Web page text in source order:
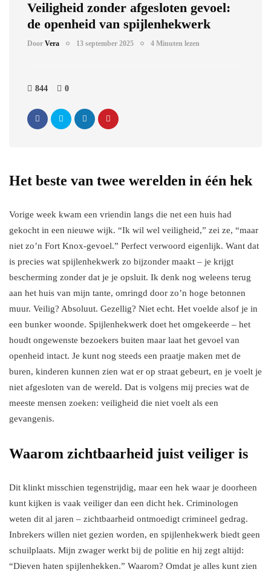
Veiligheid zonder afgesloten gevoel:
de openheid van spijlenhekwerk
Door Vera 13 september 2025 4 Minuten lezen
844 0
Het beste van twee werelden in één hek
Vorige week kwam een vriendin langs die net een huis had
gekocht in een nieuwe wijk. “Ik wil wel veiligheid,” zei ze, “maar
niet zo’n Fort Knox-gevoel.” Perfect verwoord eigenlijk. Want dat
is precies wat spijlenhekwerk zo bijzonder maakt – je krijgt
bescherming zonder dat je je opsluit. Ik denk nog weleens terug
aan het huis van mijn tante, omringd door zo’n hoge betonnen
muur. Veilig? Absoluut. Gezellig? Niet echt. Het voelde alsof je in
een bunker woonde. Spijlenhekwerk doet het omgekeerde – het
houdt ongewenste bezoekers buiten maar laat het gevoel van
openheid intact. Je kunt nog steeds een praatje maken met de
buren, kinderen kunnen zien wat er op straat gebeurt, en je voelt je
niet afgesloten van de wereld. Dat is volgens mij precies wat de
meeste mensen zoeken: veiligheid die niet voelt als een
gevangenis.
Waarom zichtbaarheid juist veiliger is
Dit klinkt misschien tegenstrijdig, maar een hek waar je doorheen
kunt kijken is vaak veiliger dan een dicht hek. Criminologen
weten dit al jaren – zichtbaarheid ontmoedigt crimineel gedrag.
Inbrekers willen niet gezien worden, en spijlenhekwerk biedt geen
schuilplaats. Mijn zwager werkt bij de politie en hij zegt altijd:
“Dieven haten spijlenhekken.” Waarom? Omdat je alles kunt zien